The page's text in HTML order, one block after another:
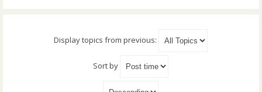
Display topics from previous:
Sort by